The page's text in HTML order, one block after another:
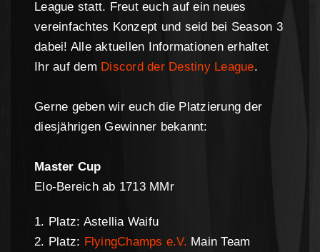
League statt. Freut euch auf ein neues
vereinfachtes Konzept und seid bei Season 3
dabei! Alle aktuellen Informationen erhaltet
Ihr auf dem Discord der Destiny League.
Gerne geben wir euch die Platzierung der
diesjährigen Gewinner bekannt:
Master Cup
Elo-Bereich ab 1713 MMr
1. Platz: Astellia Waifu
2. Platz: FlyingChamps e.V. Main Team